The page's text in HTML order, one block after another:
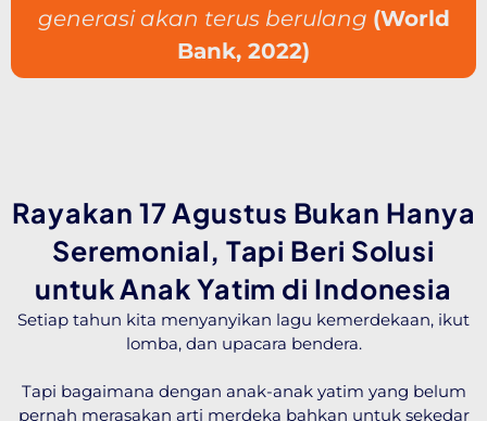
generasi akan terus berulang (World
Bank, 2022)
Rayakan 17 Agustus Bukan Hanya
Seremonial, Tapi Beri Solusi
untuk Anak Yatim di Indonesia
Setiap tahun kita menyanyikan lagu kemerdekaan, ikut
lomba, dan upacara bendera.
Tapi bagaimana dengan anak-anak yatim yang belum
pernah merasakan arti merdeka bahkan untuk sekedar